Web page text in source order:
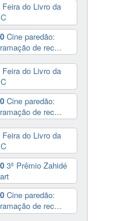
Feira do Livro da
Cine paredão:
de rec...
Feira do Livro da
Cine paredão:
de rec...
Feira do Livro da
3º Prêmio Zahidé
Cine paredão:
de rec...